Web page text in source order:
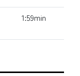
1:59min